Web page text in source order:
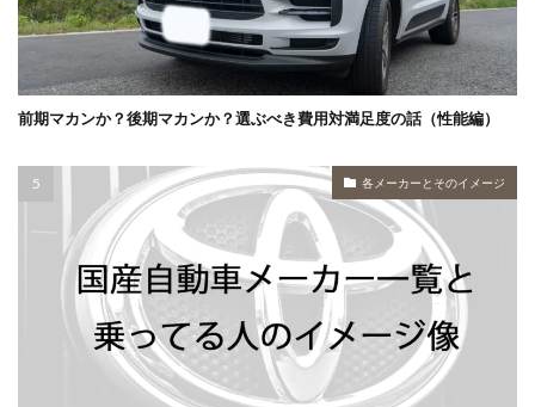
前期マカンか？後期マカンか？選ぶべき費用対満足度の話（性能編）
各メーカーとそのイメージ